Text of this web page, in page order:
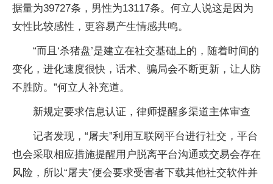
据量为39727条，男性为13117条。何立人说这是因为
女性比较感性，更容易产生情感共鸣。
“而且‘杀猪盘’是建立在社交基础上的，随着时间的
变化，进化速度很快，话术、骗局会不断更新，让人防
不胜防。”何立人补充道。
新规定要求信息认证，律师提醒多渠道主体审查
记者发现，“屠夫”利用互联网平台进行社交，平台
也会采取相应措施提醒用户脱离平台沟通或交易会存在
风险，所以“屠夫”便会要求受害者下载其他社交软件并